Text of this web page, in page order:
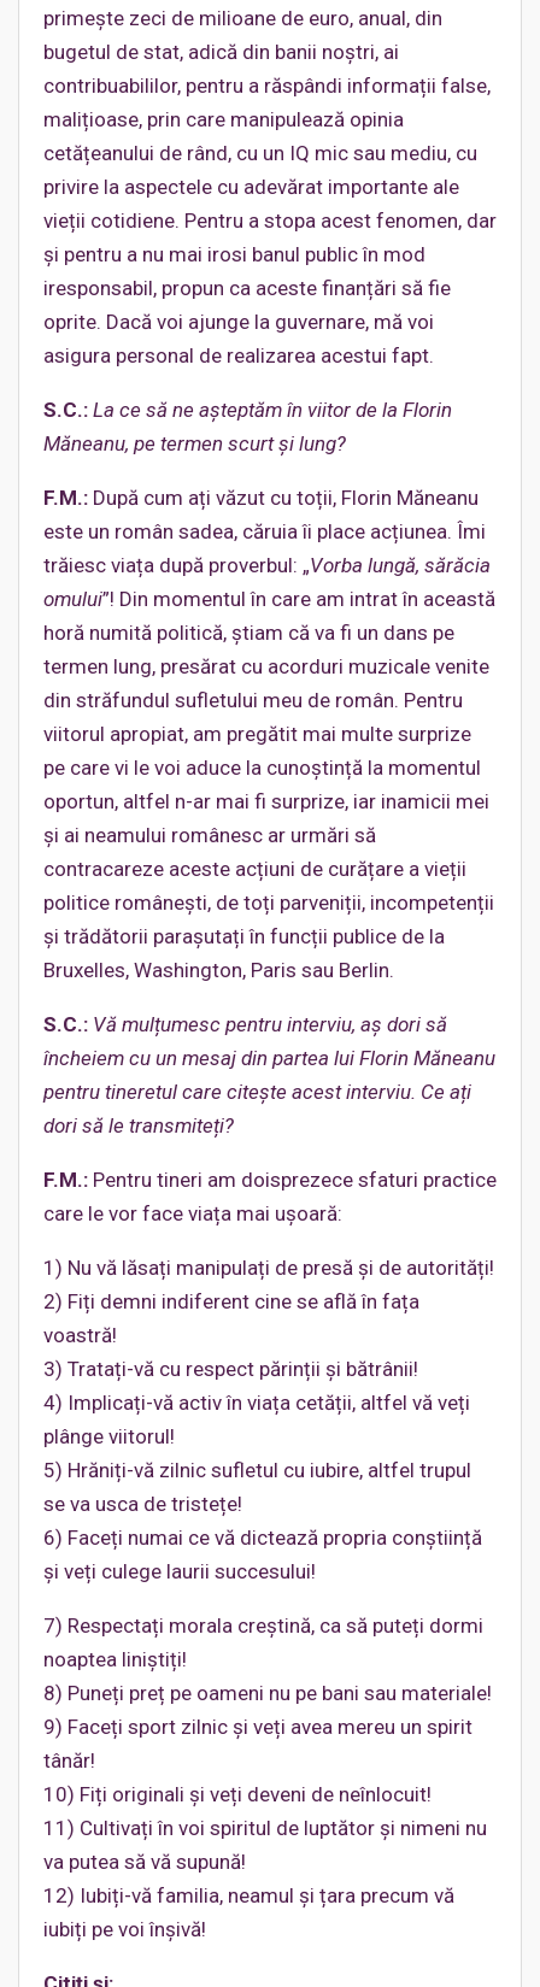
primește zeci de milioane de euro, anual, din
bugetul de stat, adică din banii noștri, ai
contribuabililor, pentru a răspândi informații false,
malițioase, prin care manipulează opinia
cetățeanului de rând, cu un IQ mic sau mediu, cu
privire la aspectele cu adevărat importante ale
vieții cotidiene. Pentru a stopa acest fenomen, dar
și pentru a nu mai irosi banul public în mod
iresponsabil, propun ca aceste finanțări să fie
oprite. Dacă voi ajunge la guvernare, mă voi
asigura personal de realizarea acestui fapt.
S.C.: La ce să ne așteptăm în viitor de la Florin
Măneanu, pe termen scurt și lung?
F.M.: După cum ați văzut cu toții, Florin Măneanu
este un român sadea, căruia îi place acțiunea. Îmi
trăiesc viața după proverbul: „Vorba lungă, sărăcia
omului”! Din momentul în care am intrat în această
horă numită politică, știam că va fi un dans pe
termen lung, presărat cu acorduri muzicale venite
din străfundul sufletului meu de român. Pentru
viitorul apropiat, am pregătit mai multe surprize
pe care vi le voi aduce la cunoștință la momentul
oportun, altfel n-ar mai fi surprize, iar inamicii mei
și ai neamului românesc ar urmări să
contracareze aceste acțiuni de curățare a vieții
politice românești, de toți parveniții, incompetenții
și trădătorii parașutați în funcții publice de la
Bruxelles, Washington, Paris sau Berlin.
S.C.: Vă mulțumesc pentru interviu, aș dori să
încheiem cu un mesaj din partea lui Florin Măneanu
pentru tineretul care citește acest interviu. Ce ați
dori să le transmiteți?
F.M.: Pentru tineri am doisprezece sfaturi practice
care le vor face viața mai ușoară:
1) Nu vă lăsați manipulați de presă și de autorități!
2) Fiți demni indiferent cine se află în fața
voastră!
3) Tratați-vă cu respect părinții și bătrânii!
4) Implicați-vă activ în viața cetății, altfel vă veți
plânge viitorul!
5) Hrăniți-vă zilnic sufletul cu iubire, altfel trupul
se va usca de tristețe!
6) Faceți numai ce vă dictează propria conștiință
și veți culege laurii succesului!
7) Respectați morala creștină, ca să puteți dormi
noaptea liniștiți!
8) Puneți preț pe oameni nu pe bani sau materiale!
9) Faceți sport zilnic și veți avea mereu un spirit
tânăr!
10) Fiți originali și veți deveni de neînlocuit!
11) Cultivați în voi spiritul de luptător și nimeni nu
va putea să vă supună!
12) Iubiți-vă familia, neamul și țara precum vă
iubiți pe voi înșivă!